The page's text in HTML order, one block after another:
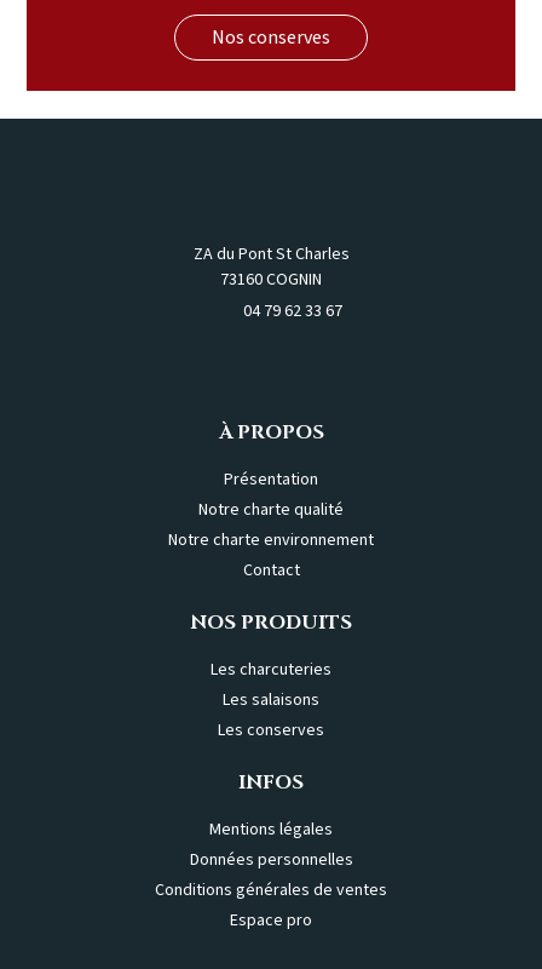
Nos conserves
ZA du Pont St Charles
73160 COGNIN
04 79 62 33 67
À PROPOS
Présentation
Notre charte qualité
Notre charte environnement
Contact
NOS PRODUITS
Les charcuteries
Les salaisons
Les conserves
INFOS
Mentions légales
Données personnelles
Conditions générales de ventes
Espace pro